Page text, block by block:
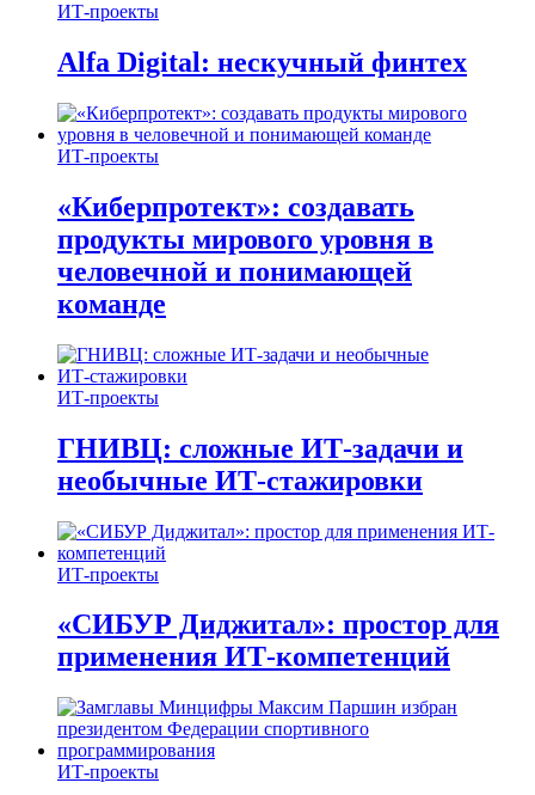
ИТ-проекты
Alfa Digital: нескучный финтех
ИТ-проекты
«Киберпротект»: создавать
продукты мирового уровня в
человечной и понимающей
команде
ИТ-проекты
ГНИВЦ: сложные ИТ‑задачи и
необычные ИТ‑стажировки
ИТ-проекты
«СИБУР Диджитал»: простор для
применения ИТ-компетенций
ИТ-проекты